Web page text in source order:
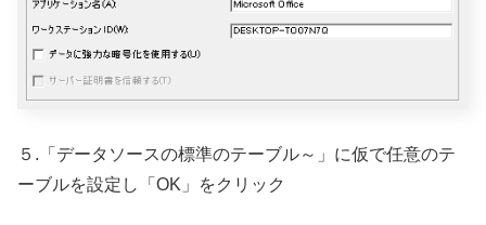
５.「データソースの標準のテーブル～」に仮で任意のテ
ーブルを設定し「OK」をクリック